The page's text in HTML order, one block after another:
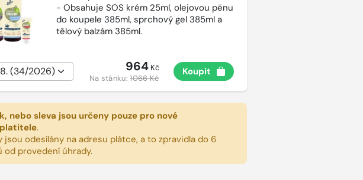
- Obsahuje SOS krém 25ml, olejovou pěnu
do koupele 385ml, sprchový gel 385ml a
tělový balzám 385ml.
964Kč
Na stánku:1066 Kč
Koupit
nebo sleva jsou určeny pouze pro nové
.
jsou odesílány na adresu plátce, a to zpravidla do 6
od provedení úhrady.